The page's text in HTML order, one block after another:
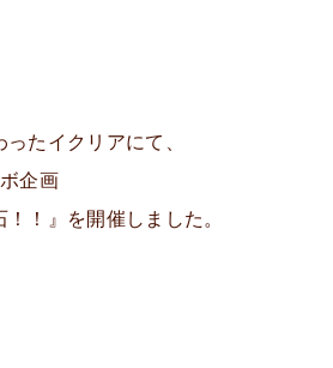
たイクリアにて、
企画
！！』を開催しました。